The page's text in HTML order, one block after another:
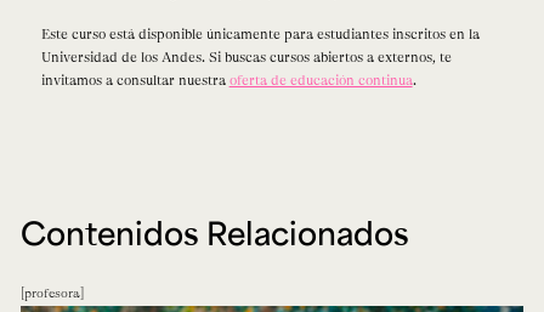
Este curso está disponible únicamente para estudiantes inscritos en la
Universidad de los Andes. Si buscas cursos abiertos a externos, te
invitamos a consultar nuestra oferta de educación continua.
Contenidos Relacionados
profesora